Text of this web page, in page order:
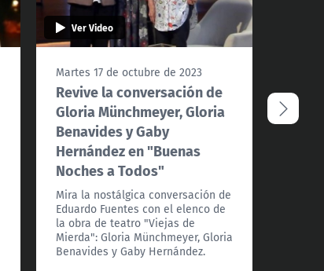
Ver Video
Martes 17 de octubre de 2023
Revive la conversación de
Gloria Münchmeyer, Gloria
Benavides y Gaby
Hernández en "Buenas
Noches a Todos"
Mira la nostálgica conversación de
Eduardo Fuentes con el elenco de
la obra de teatro "Viejas de
Mierda": Gloria Münchmeyer, Gloria
Benavides y Gaby Hernández.